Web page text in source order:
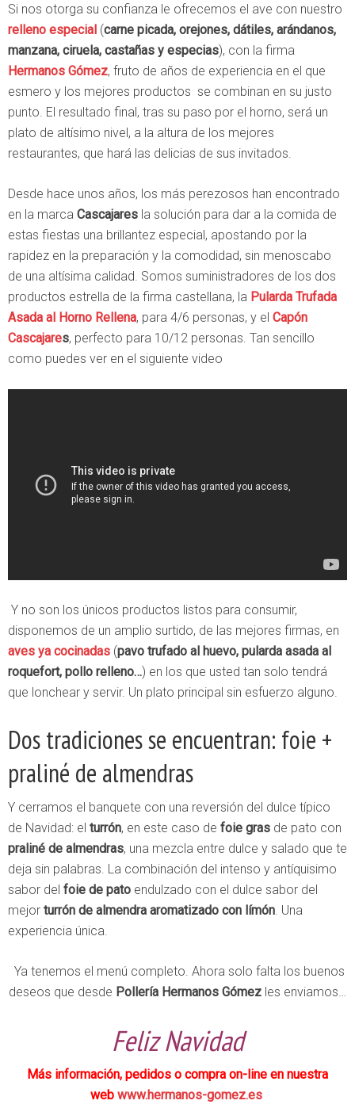
Si nos otorga su confianza le ofrecemos el ave con nuestro
relleno especial (carne picada, orejones, dátiles, arándanos,
manzana, ciruela, castañas y especias), con la firma
Hermanos Gómez, fruto de años de experiencia en el que
esmero y los mejores productos se combinan en su justo
punto. El resultado final, tras su paso por el horno, será un
plato de altísimo nivel, a la altura de los mejores
restaurantes, que hará las delicias de sus invitados.
Desde hace unos años, los más perezosos han encontrado
en la marca Cascajares la solución para dar a la comida de
estas fiestas una brillantez especial, apostando por la
rapidez en la preparación y la comodidad, sin menoscabo
de una altísima calidad. Somos suministradores de los dos
productos estrella de la firma castellana, la Pularda Trufada
Asada al Horno Rellena, para 4/6 personas, y el Capón
Cascajares, perfecto para 10/12 personas. Tan sencillo
como puedes ver en el siguiente video
Y no son los únicos productos listos para consumir,
disponemos de un amplio surtido, de las mejores firmas, en
aves ya cocinadas (pavo trufado al huevo, pularda asada al
roquefort, pollo relleno…) en los que usted tan solo tendrá
que lonchear y servir. Un plato principal sin esfuerzo alguno.
Dos tradiciones se encuentran: foie +
praliné de almendras
Y cerramos el banquete con una reversión del dulce típico
de Navidad: el turrón, en este caso de foie gras de pato con
praliné de almendras, una mezcla entre dulce y salado que te
deja sin palabras. La combinación del intenso y antíquisimo
sabor del foie de pato endulzado con el dulce sabor del
mejor turrón de almendra aromatizado con límón. Una
experiencia única.
Ya tenemos el menú completo. Ahora solo falta los buenos
deseos que desde Pollería Hermanos Gómez les enviamos…
Feliz Navidad
Más información, pedidos o compra on-line en nuestra
web www.hermanos-gomez.es